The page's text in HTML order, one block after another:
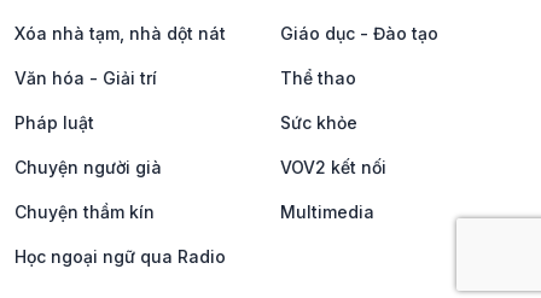
Xóa nhà tạm, nhà dột nát Giáo dục - Đào tạo
Văn hóa - Giải trí Thể thao
Pháp luật Sức khỏe
Chuyện người già VOV2 kết nối
Chuyện thầm kín Multimedia
Học ngoại ngữ qua Radio